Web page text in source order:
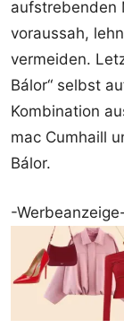
aufstrebenden
voraussah,
vermeiden.
Bálor“ selbst
Kombination
mac Cumhaill
Bálor.
-